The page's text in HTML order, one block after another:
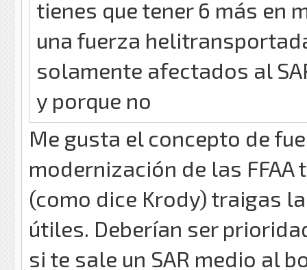
tienes que tener 6 más en
una fuerza
solamente afectados al
y porque no
Me gusta el concepto de
modernización de las
(como dice Krody) traigas
útiles. Deberían ser
si te sale un SAR medio al